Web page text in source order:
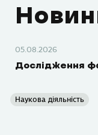
05.08.2026
Дослідження
Наукова діяльність